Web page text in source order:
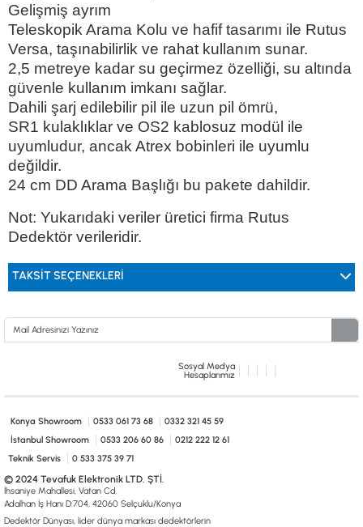
Gelişmiş ayrım
Teleskopik Arama Kolu ve hafif tasarımı ile Rutus
Versa, taşınabilirlik ve rahat kullanım sunar.
2,5 metreye kadar su geçirmez özelliği, su altında
güvenle kullanım imkanı sağlar.
Dahili şarj edilebilir pil ile uzun pil ömrü,
SR1 kulaklıklar ve OS2 kablosuz modül ile
uyumludur, ancak Atrex bobinleri ile uyumlu
değildir.
24 cm DD Arama Başlığı bu pakete dahildir.
Not: Yukarıdaki veriler üretici firma Rutus
Dedektör verileridir.
TAKSIT SEÇENEKLERI
Sosyal Medya
Hesaplarımız
Konya Showroom 0533 061 73 68
0332 321 45 59
İstanbul Showroom
0533 206 60 86
0212 222 12 61
Teknik Servis
0 533 375 39 71
© 2024 Tevafuk Elektronik LTD. ŞTİ.
İhsaniye Mahallesi, Vatan Cd.
Adalhan İş Hanı D:704, 42060 Selçuklu/Konya
Dedektör Dünyası, lider dünya markası dedektörlerin